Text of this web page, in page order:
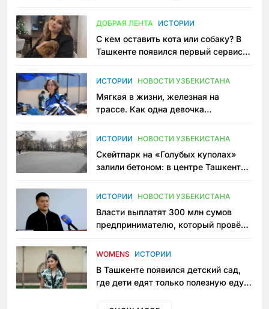
ДОБРАЯ ЛЕНТА ИСТОРИИ
С кем оставить кота или собаку? В
Ташкенте появился первый сервис
ИСТОРИИ НОВОСТИ УЗБЕКИСТАНА
Мягкая в жизни, железная на
трассе. Как одна девочка
Узбекистане
ИСТОРИИ НОВОСТИ УЗБЕКИСТАНА
Скейтпарк на «Голубых куполах»
залили бетоном: в центре Ташкента
пространство
ИСТОРИИ НОВОСТИ УЗБЕКИСТАНА
Власти выплатят 300 млн сумов
предпринимателю, который провёл
приговору
WOMENS ИСТОРИИ
В Ташкенте появился детский сад,
где дети едят только полезную еду.